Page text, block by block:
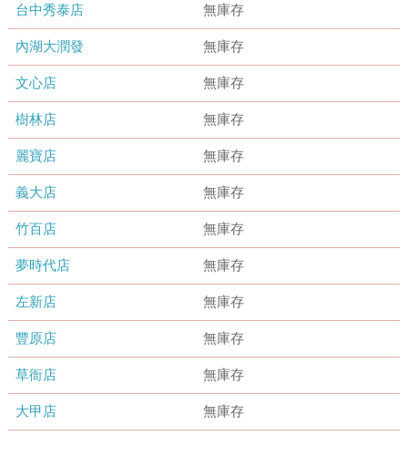
台中秀泰店 無庫存
內湖大潤發 無庫存
文心店 無庫存
樹林店 無庫存
麗寶店 無庫存
義大店 無庫存
竹百店 無庫存
夢時代店 無庫存
左新店 無庫存
豐原店 無庫存
草衙店 無庫存
大甲店 無庫存